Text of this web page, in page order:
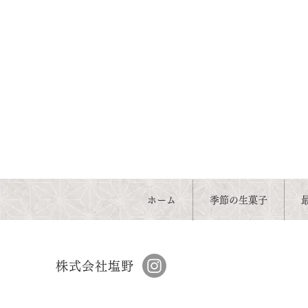
ホーム 季節の生菓子
株式会社塩野